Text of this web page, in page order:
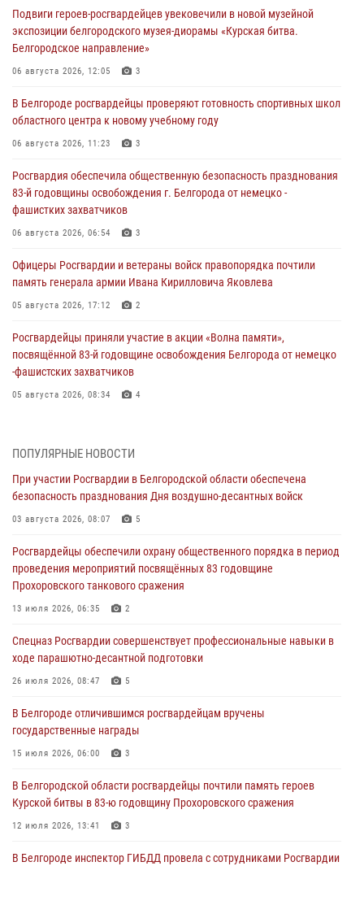
Подвиги героев‑росгвардейцев увековечили в новой музейной
экспозиции белгородского музея‑диорамы «Курская битва.
Белгородское направление»
06 августа 2026, 12:05 3
В Белгороде росгвардейцы проверяют готовность спортивных школ
областного центра к новому учебному году
06 августа 2026, 11:23 3
Росгвардия обеспечила общественную безопасность празднования
83-й годовщины освобождения г. Белгорода от немецко -
фашистких захватчиков
06 августа 2026, 06:54 3
Офицеры Росгвардии и ветераны войск правопорядка почтили
память генерала армии Ивана Кирилловича Яковлева
05 августа 2026, 17:12 2
Росгвардейцы приняли участие в акции «Волна памяти»,
посвящённой 83‑й годовщине освобождения Белгорода от немецко
‑фашистских захватчиков
05 августа 2026, 08:34 4
Росгвардейцы спасли раненого при атаке FPV-дрона ВСУ жителя
белгородского приграничья
За неделю белгородские росгвардейцы пресекли свыше 130
правонарушений
04 августа 2026, 06:03
Сотрудники Росгвардии задержали подозреваемую в краже
товаров из гипермаркета в Белгороде
03 августа 2026, 13:29
«Я расскажу вам о Герое»: история подполковника милиции в
отставке Виктора Хайрулика (видео)
03 августа 2026, 10:37
ПОПУЛЯРНЫЕ НОВОСТИ
При участии Росгвардии в Белгородской области обеспечена
безопасность празднования Дня воздушно-десантных войск
03 августа 2026, 08:07 5
Росгвардейцы обеспечили охрану общественного порядка в период
проведения мероприятий посвящённых 83 годовщине
Прохоровского танкового сражения
13 июля 2026, 06:35 2
Спецназ Росгвардии совершенствует профессиональные навыки в
ходе парашютно-десантной подготовки
26 июля 2026, 08:47 5
В Белгороде отличившимся росгвардейцам вручены
государственные награды
15 июля 2026, 06:00 3
В Белгородской области росгвардейцы почтили память героев
Курской битвы в 83-ю годовщину Прохоровского сражения
12 июля 2026, 13:41 3
В Белгороде инспектор ГИБДД провела с сотрудниками Росгвардии